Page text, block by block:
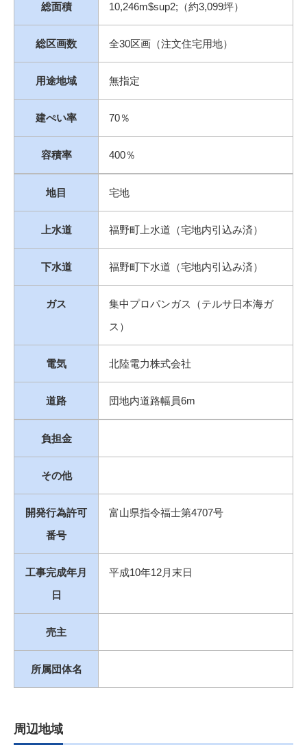
総面積 10,246m$sup2;（約3,099坪）
総区画数 全30区画（注文住宅用地）
用途地域 無指定
建ぺい率 70％
容積率 400％
地目 宅地
上水道 福野町上水道（宅地内引込み済）
下水道 福野町下水道（宅地内引込み済）
ガス
集中プロパンガス（テルサ日本海ガ
ス）
電気 北陸電力株式会社
道路 団地内道路幅員6m
負担金
その他
開発行為許可
番号
富山県指令福士第4707号
工事完成年月
日
平成10年12月末日
売主
所属団体名
周辺地域